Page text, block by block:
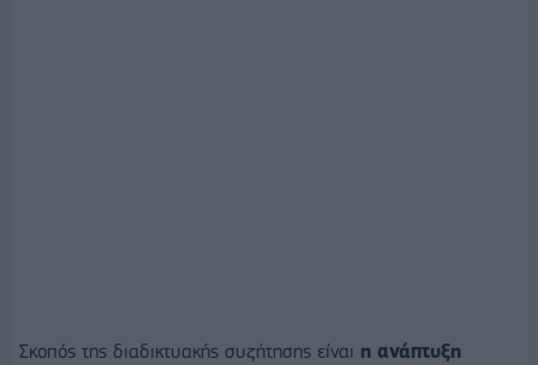
Σκοπός της διαδικτυακής συζήτησης είναι η ανάπτυξη